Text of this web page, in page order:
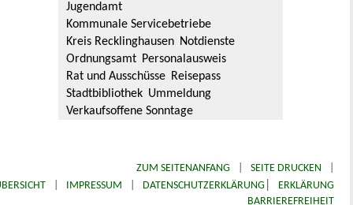
Jugendamt
Kommunale Servicebetriebe
Kreis Recklinghausen Notdienste
Ordnungsamt Personalausweis
Rat und Ausschüsse Reisepass
Stadtbibliothek Ummeldung
Verkaufsoffene Sonntage
ZUM SEITENANFANG SEITE DRUCKEN
IMPRESSUM DATENSCHUTZERKLÄRUNG|
ERKLÄRUNG
BARRIEREFREIHEIT